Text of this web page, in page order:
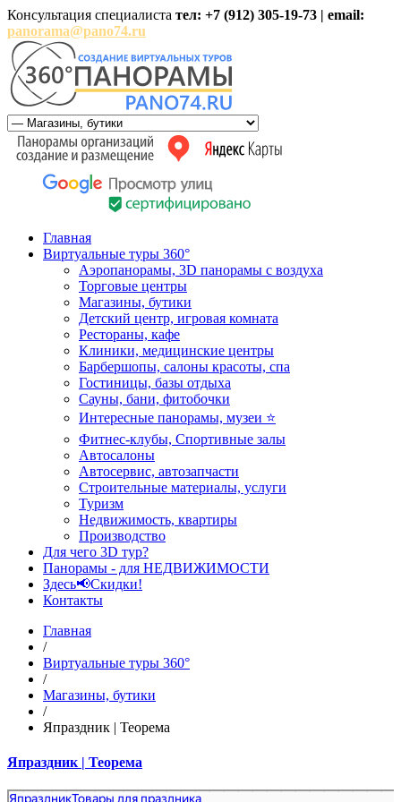
Консультация специалиста тел: +7 (912) 305-19-73 | email:
panorama@pano74.ru
Главная
Виртуальные туры 360°
Аэропанорамы, 3D панорамы с воздуха
Торговые центры
Магазины, бутики
Детский центр, игровая комната
Рестораны, кафе
Клиники, медицинские центры
Барбершопы, салоны красоты, спа
Гостиницы, базы отдыха
Сауны, бани, фитобочки
Интересные панорамы, музеи ⭐
Фитнес-клубы, Спортивные залы
Автосалоны
Автосервис, автозапчасти
Строительные материалы, услуги
Туризм
Недвижимость, квартиры
Производство
Для чего 3D тур?
Панорамы - для НЕДВИЖИМОСТИ
Здесь📢Скидки!
Контакты
Главная
/
Виртуальные туры 360°
/
Магазины, бутики
/
Япраздник | Теорема
Япраздник | Теорема
Япраздник